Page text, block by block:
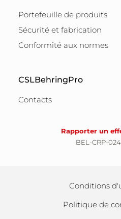
Portefeuille de produits
Sécurité et fabrication
Conformité aux normes
CSLBehringPro
Contacts
Rapporter un
BEL-CRP-
Conditions
Politique de